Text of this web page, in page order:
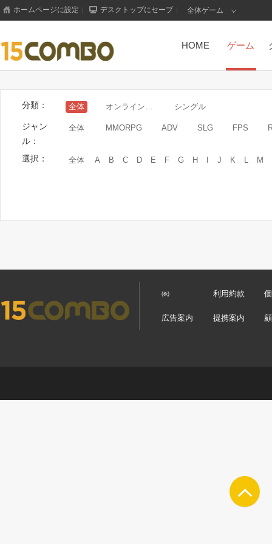
ホームページに設定 デスクトップにセーブ 全体ゲーム
HOME ゲーム
分類： 全体 シングル
ジャン
ル：
全体 MMORPG ADV SLG FPS
選択： 全体 A B C D E F G H I J K L M
㈱ 利用約款
広告案内 提携案内